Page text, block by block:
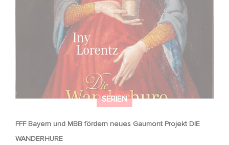
SERIEN
FFF Bayern und MBB fördern neues Gaumont Projekt DIE
WANDERHURE
WANDERHURE